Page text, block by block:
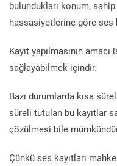
bulundukları konum,
hassasiyetlerine göre
Kayıt yapılmasının
sağlayabilmek içindir.
Bazı durumlarda kısa
süreli tutulan bu kayıtlar
çözülmesi bile
Çünkü ses kayıtları